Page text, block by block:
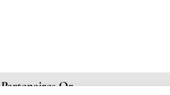
Partenaires Or